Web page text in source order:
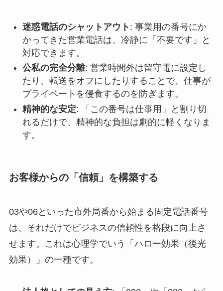
迷惑電話のシャットアウト : 事業用の番号にか
かってきた営業電話は、冷静に「不要です」と
対応できます。
公私の完全分離: 営業時間外は留守電に設定し
たり、転送をオフにしたりすることで、仕事が
プライベートを侵食するのを防ぎます。
精神的な安定: 「この番号は仕事用」と割り切
れるだけで、精神的な負担は劇的に軽くなりま
す。
お客様からの「信頼」を構築する
03や06といった市外局番から始まる固定電話番号
は、それだけでビジネスの信頼性を格段に向上さ
せます。これは心理学でいう「ハロー効果（後光
効果）」の一種です。